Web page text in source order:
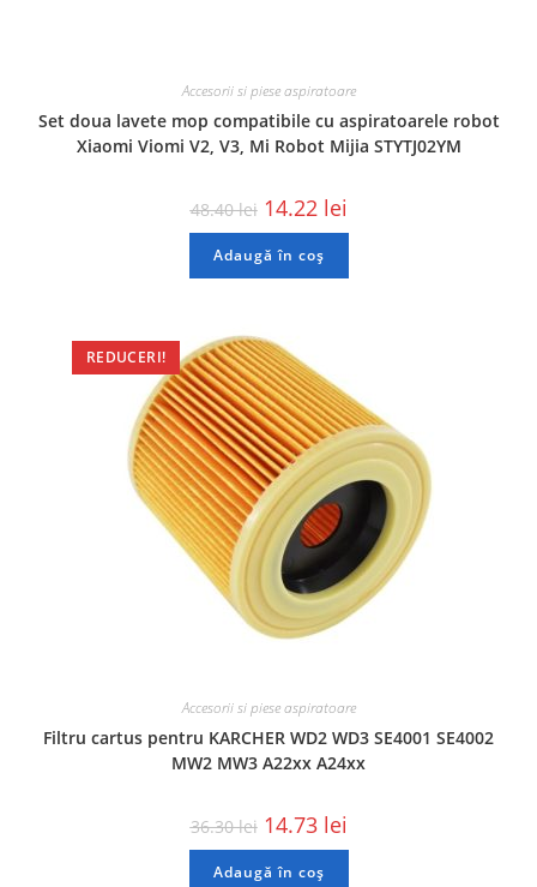
Accesorii si piese aspiratoare
Set doua lavete mop compatibile cu aspiratoarele robot
Xiaomi Viomi V2, V3, Mi Robot Mijia STYTJ02YM
48.40lei 14.22 lei
Adaugă în coș
REDUCERI!
Accesorii si piese aspiratoare
Filtru cartus pentru KARCHER WD2 WD3 SE4001 SE4002
MW2 MW3 A22xx A24xx
36.30lei 14.73 lei
Adaugă în coș